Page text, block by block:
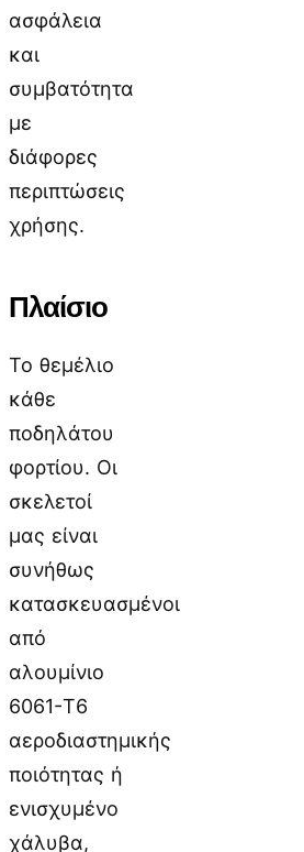
ασφάλεια
και
συμβατότητα
με
διάφορες
περιπτώσεις
χρήσης.
Πλαίσιο
Το θεμέλιο
κάθε
ποδηλάτου
φορτίου. Οι
σκελετοί
μας είναι
συνήθως
κατασκευασμένοι
από
αλουμίνιο
6061-T6
αεροδιαστημικής
ποιότητας ή
ενισχυμένο
χάλυβα,